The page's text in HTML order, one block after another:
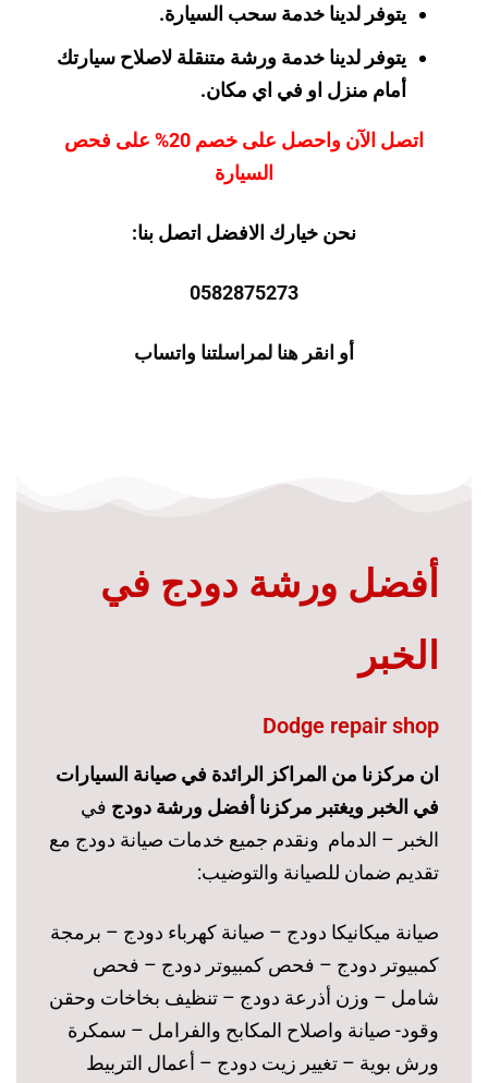
يتوفر لدينا خدمة سحب السيارة.
يتوفر لدينا خدمة ورشة متنقلة لاصلاح سيارتك
أمام منزل او في اي مكان.
اتصل الآن واحصل على خصم 20% على فحص
السيارة
نحن خيارك الافضل اتصل بنا:
0582875273
أو انقر هنا لمراسلتنا واتساب
أفضل ورشة دودج في
الخبر
Dodge repair shop
ان مركزنا من المراكز الرائدة في صيانة السيارات
في الخبر ويغتبر مركزنا أفضل ورشة دودج في
الخبر – الدمام ونقدم جميع خدمات صيانة دودج مع
تقديم ضمان للصيانة والتوضيب:
صيانة ميكانيكا دودج – صيانة كهرباء دودج – برمجة
كمبيوتر دودج – فحص كمبيوتر دودج – فحص
شامل – وزن أذرعة دودج – تنظيف بخاخات وحقن
وقود- صيانة واصلاح المكابح والفرامل – سمكرة
ورش بوية – تغيير زيت دودج – أعمال التربيط